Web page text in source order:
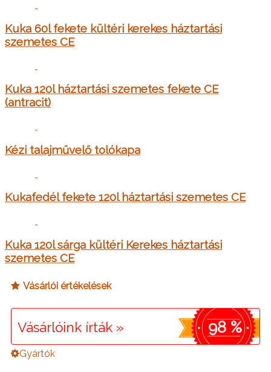
Kuka 60l fekete kültéri kerekes háztartási
szemetes CE
Kuka 120l háztartási szemetes fekete CE
(antracit)
Kézi talajművelő tolókapa
Kukafedél fekete 120l háztartási szemetes CE
Kuka 120l sárga kültéri Kerekes háztartási
szemetes CE
Vásárlói értékelések
Vásárlóink írták » 98 %
Gyártók